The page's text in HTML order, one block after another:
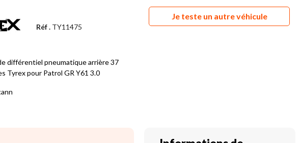
Réf . TY11475
différentiel pneumatique arrière 37
Tyrex pour Patrol GR Y61 3.0
Je teste un autre véhicule